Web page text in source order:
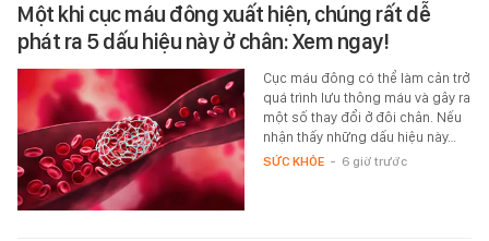
Một khi cục máu đông xuất hiện, chúng rất dễ
phát ra 5 dấu hiệu này ở chân: Xem ngay!
Cục máu đông có thể làm cản trở
quá trình lưu thông máu và gây ra
một số thay đổi ở đôi chân. Nếu
nhận thấy những dấu hiệu này…
SỨC KHỎE - 6 giờ trước